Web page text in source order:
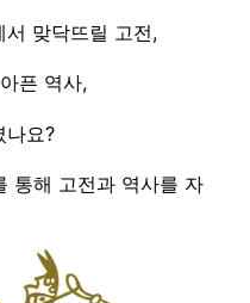
맞닥뜨릴 고전,
픈 역사,
나요?
통해 고전과 역사를 자